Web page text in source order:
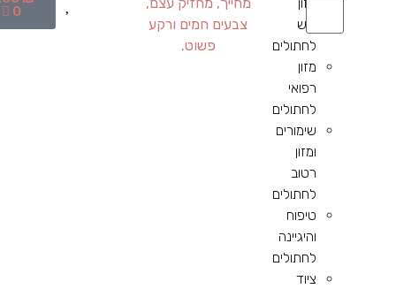
מזון
יבש
לחתולים
מזון
רפואי
לחתולים
שימורים
ומזון
רטוב
לחתולים
טיפוח
והיגיינה
לחתולים
ציוד
0